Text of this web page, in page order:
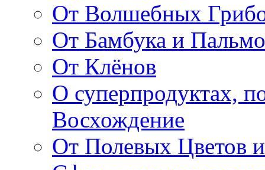
От Волшебных
От Бамбука и
От Клёнов
О суперпродуктах,
Восхождение
От Полевых Цветов